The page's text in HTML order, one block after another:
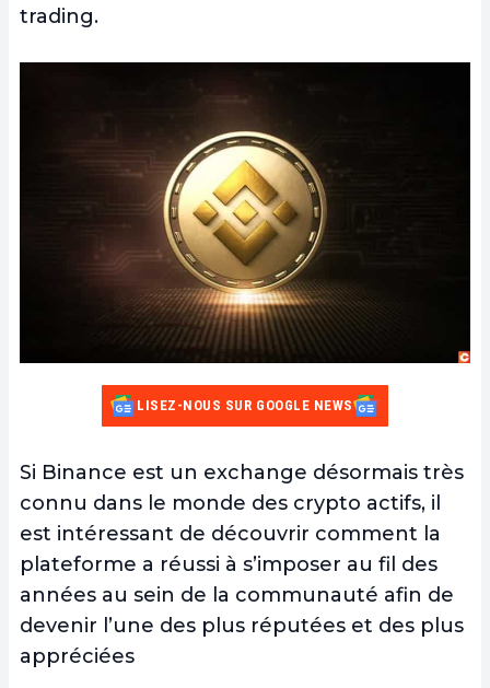
trading.
LISEZ-NOUS SUR GOOGLE NEWS
Si Binance est un exchange désormais très
connu dans le monde des crypto actifs, il
est intéressant de découvrir comment la
plateforme a réussi à s’imposer au fil des
années au sein de la communauté afin de
devenir l’une des plus réputées et des plus
appréciées